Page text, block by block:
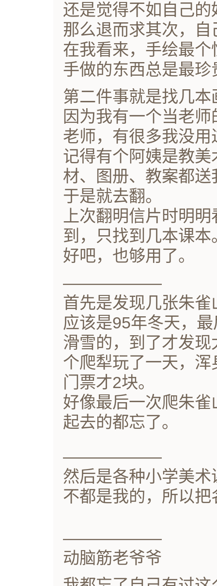
还是觉得不如自己
那么退而求其次，
在我看来，手绘最
手做的东西总是最珍
第二件事就是找几本
因为我有一个当老
老师，有很多我没
记得有个阿姨是教
材、图册、教案都送
于是就去翻。
上次翻明信片时明
到，只找到几本课本
好吧，也够用了。
——————
首先是发现几张朱雀
应该是95年冬天，
滑雪的，到了才发
个爬犁玩了一天，
门票才2块。
好像最后一次爬朱
起去的都忘了。
——————
然后是各种小学美术
不都是我的，所以
——————
动脑筋老爷爷